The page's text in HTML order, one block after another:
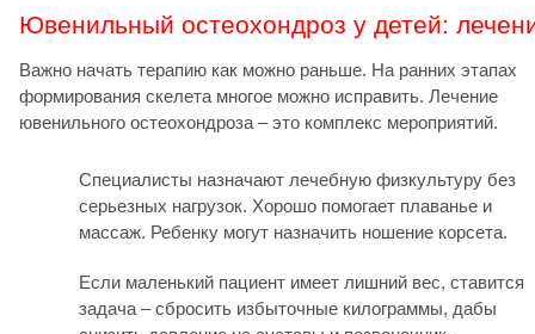
Ювенильный остеохондроз у детей:
Важно начать терапию как можно раньше. На ранних этапах
формирования скелета многое можно исправить. Лечение
ювенильного остеохондроза – это комплекс мероприятий.
Специалисты назначают лечебную физкультуру без
серьезных нагрузок. Хорошо помогает плаванье и
массаж. Ребенку могут назначить ношение корсета.
Если маленький пациент имеет лишний вес, ставится
задача – сбросить избыточные килограммы, дабы